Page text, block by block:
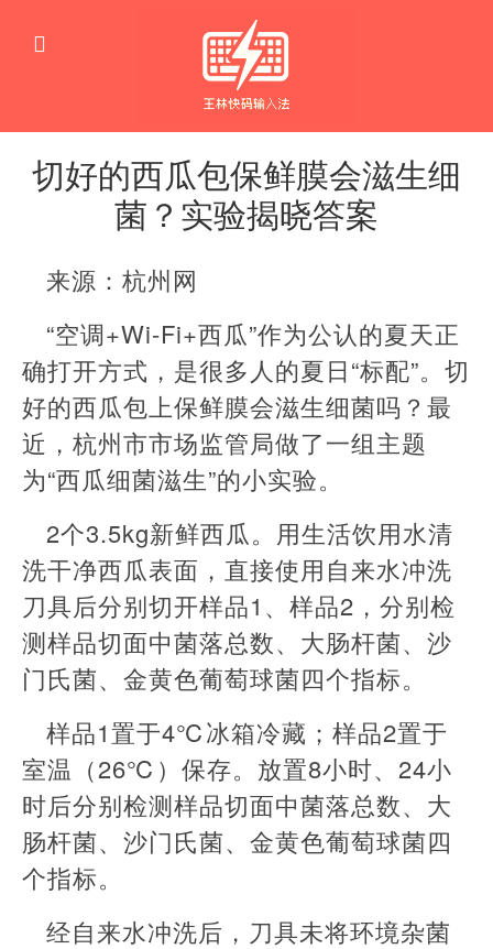
切好的西瓜包保鲜膜会滋生细
菌？实验揭晓答案
来源：杭州网
“空调+Wi-Fi+西瓜”作为公认的夏天正
确打开方式，是很多人的夏日“标配”。切
好的西瓜包上保鲜膜会滋生细菌吗？最
近，杭州市市场监管局做了一组主题
为“西瓜细菌滋生”的小实验。
2个3.5kg新鲜西瓜。用生活饮用水清
洗干净西瓜表面，直接使用自来水冲洗
刀具后分别切开样品1、样品2，分别检
测样品切面中菌落总数、大肠杆菌、沙
门氏菌、金黄色葡萄球菌四个指标。
样品1置于4℃冰箱冷藏；样品2置于
室温（26℃）保存。放置8小时、24小
时后分别检测样品切面中菌落总数、大
肠杆菌、沙门氏菌、金黄色葡萄球菌四
个指标。
经自来水冲洗后，刀具未将环境杂菌